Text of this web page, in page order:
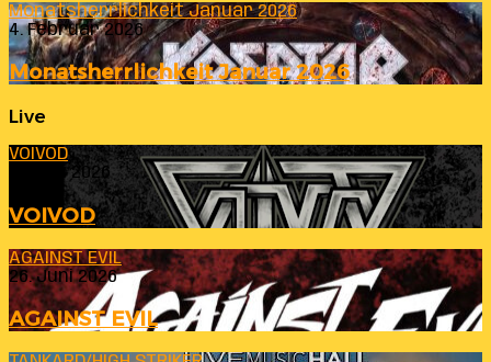
Monatsherrlichkeit Januar 2026
4. Februar 2026
Monatsherrlichkeit Januar 2026
Live
VOIVOD
23. Juli 2026
VOIVOD
AGAINST EVIL
26. Juni 2026
AGAINST EVIL